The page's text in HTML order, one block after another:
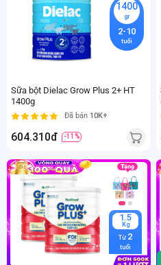
1400
gr
2-10
tuổi
Sữa bột Dielac Grow Plus 2+ HT
1400g
Đã bán 10K+
604.310đ -11%
1.5
Kg
Từ 2
tuổi